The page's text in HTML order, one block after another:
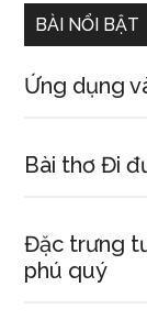
BÀI NỔI BẬT
Ứng dụng
Bài thơ Đi
Đặc trưng
phú quý